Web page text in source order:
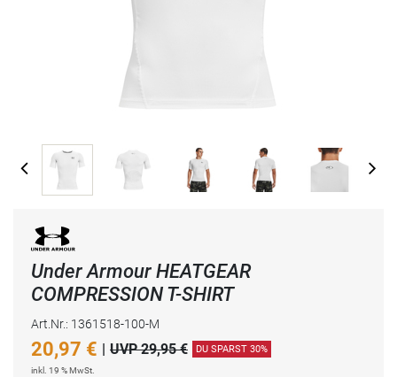
Under Armour HEATGEAR
COMPRESSION T-SHIRT
Art.Nr.: 1361518-100-M
20,97 € | UVP 29,95 € DU SPARST 30%
inkl. 19 % MwSt.